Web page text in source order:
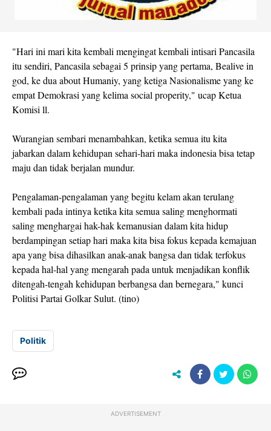
"Hari ini mari kita kembali mengingat kembali intisari Pancasila
itu sendiri, Pancasila sebagai 5 prinsip yang pertama, Bealive in
god, ke dua about Humaniy, yang ketiga Nasionalisme yang ke
empat Demokrasi yang kelima social properity," ucap Ketua
Komisi ll.
Wurangian sembari menambahkan, ketika semua itu kita
jabarkan dalam kehidupan sehari-hari maka indonesia bisa tetap
maju dan tidak berjalan mundur.
Pengalaman-pengalaman yang begitu kelam akan terulang
kembali pada intinya ketika kita semua saling menghormati
saling menghargai hak-hak kemanusian dalam kita hidup
berdampingan setiap hari maka kita bisa fokus kepada kemajuan
apa yang bisa dihasilkan anak-anak bangsa dan tidak terfokus
kepada hal-hal yang mengarah pada untuk menjadikan konflik
ditengah-tengah kehidupan berbangsa dan bernegara," kunci
Politisi Partai Golkar Sulut. (tino)
Politik
ADVERTISEMENT